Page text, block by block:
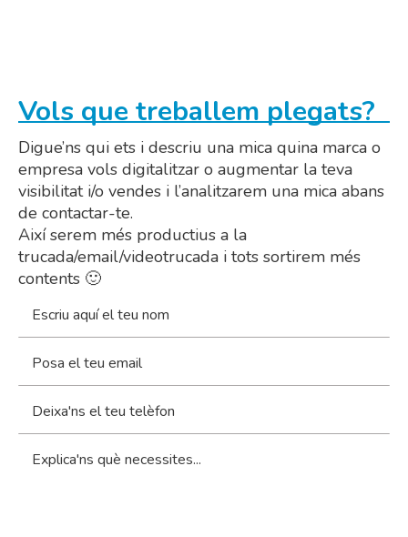
Vols que treballem plegats?
Digue’ns qui ets i descriu una mica quina marca o
empresa vols digitalitzar o augmentar la teva
visibilitat i/o vendes i l’analitzarem una mica abans
de contactar-te.
Així serem més productius a la
trucada/email/videotrucada i tots sortirem més
contents 🙂